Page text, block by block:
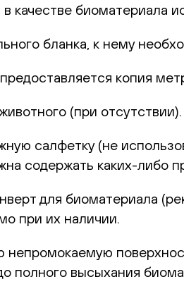
качестве биоматериала
бланка, к нему
копия
(при отсутствии).
салфетку (не
содержать каких-либо
для биоматериала
при их наличии.
полного высыхания